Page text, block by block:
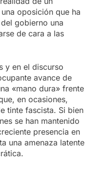
oposición que ha
gobierno una
de cara a las
y en el discurso
avance de
«mano dura» frente
en ocasiones,
tinte fascista. Si bien
se han mantenido
presencia en
una amenaza latente